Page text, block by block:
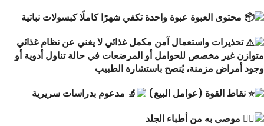
محتوى العبوة عبوة واحدة تكفي شهرًا كاملًا كبسولات نباتية
تحذيرات واستعمال آمن مكمل غذائي لا يغني عن نظام غذائي
متوازن غير مخصص للحوامل أو المرضعات في حالة تناول أدوية أو
وجود أمراض مزمنة، يُنصح باستشارة الطبيب
نقاط القوة (عوامل البيع)
مدعوم بدراسات سريرية
موصى به من أطباء الجلد